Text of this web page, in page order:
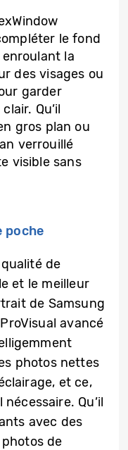
le fond
enroulant la
des visages ou
garder
Qu’il
gros plan ou
verrouillé
visible sans
poche
de
et le meilleur
de Samsung
avancé
photos nettes
et ce,
Qu’il
avec des
de